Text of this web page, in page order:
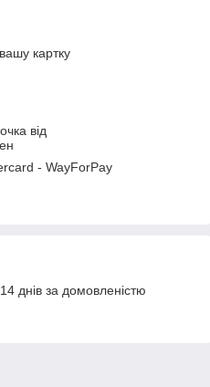
картку
від
- WayForPay
днів за домовленістю